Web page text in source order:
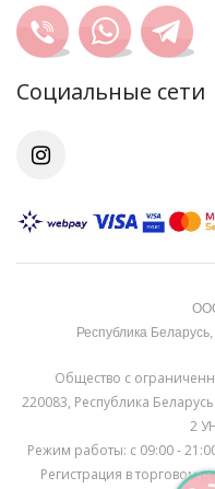
Cоциальные сети
Республика
Общество с
220083, Республика
2
Режим работы: с 09:00 -
Регистрация в торговом